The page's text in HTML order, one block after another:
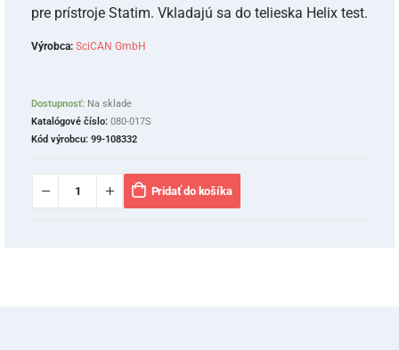
pre prístroje Statim. Vkladajú sa do telieska Helix test.
Výrobca: SciCAN GmbH
Dostupnosť: Na sklade
Katalógové číslo: 080-017S
Kód výrobcu: 99-108332
Pridať do košíka